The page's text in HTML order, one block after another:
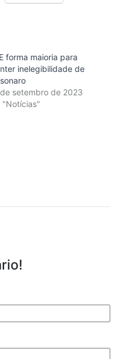
forma maioria para
inelegibilidade de
setembro de 2023
"Notícias"